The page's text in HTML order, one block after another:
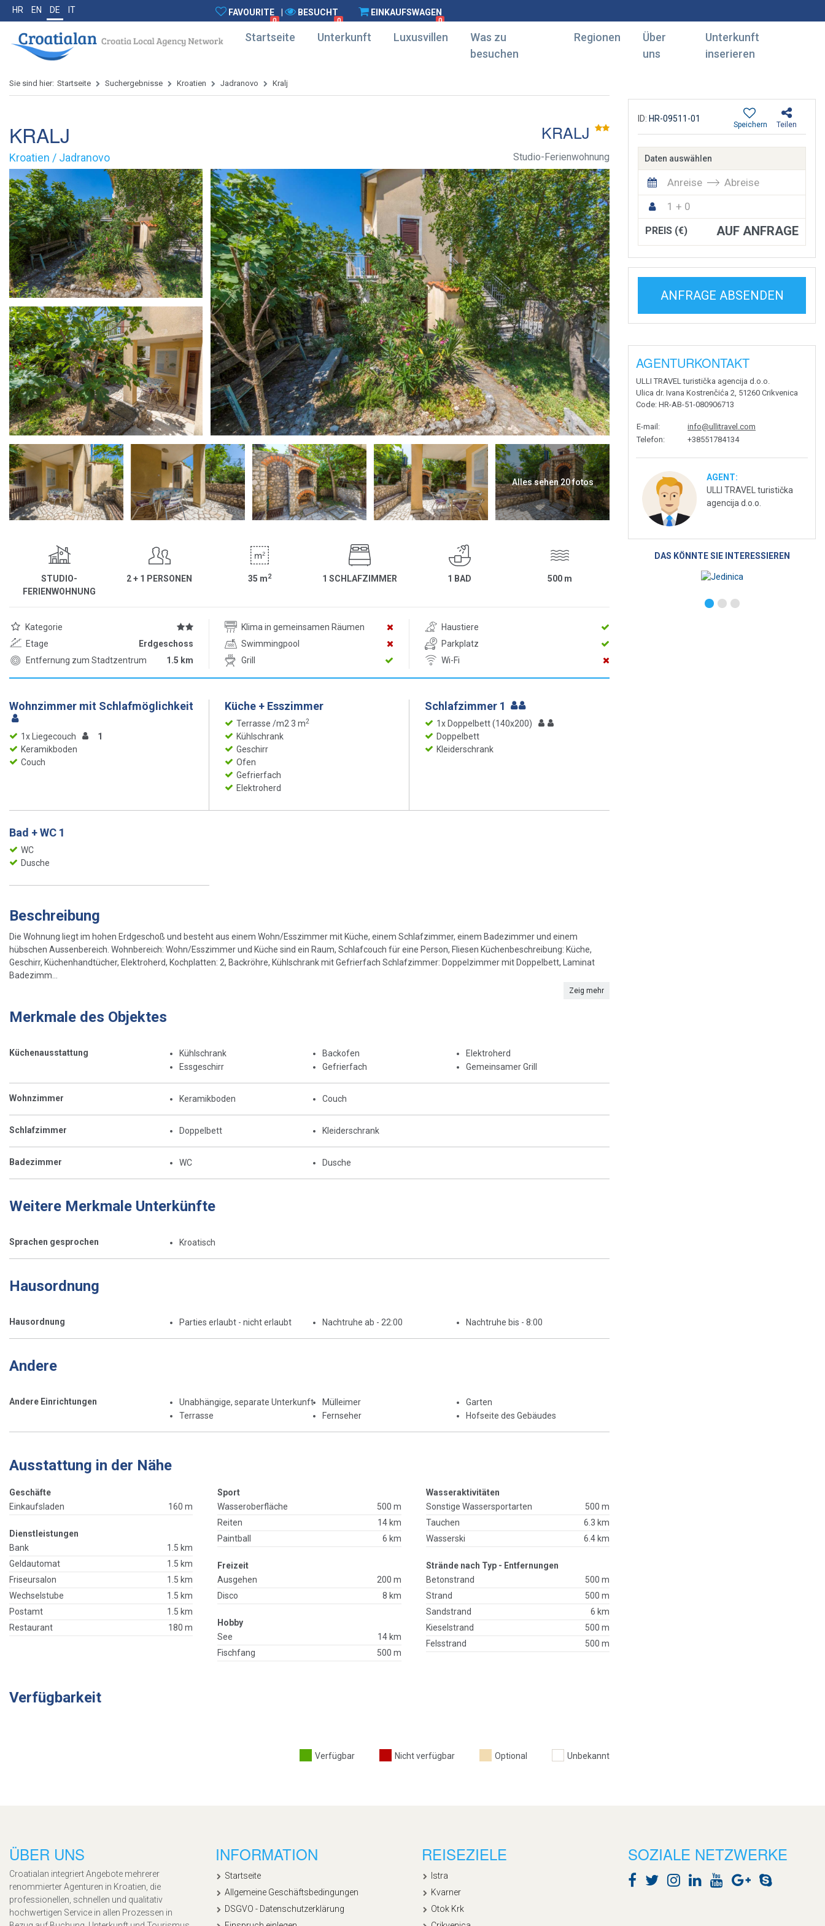
HR EN DE IT FAVOURITE
0
BESUCHT
0
EINKAUFSWAGEN
0
Startseite Unterkunft Luxusvillen
Was zu
besuchen
Regionen
Über
uns
Unterkunft
inserieren
Sie sind hier: Startseite Suchergebnisse Kroatien Jadranovo Kralj
KRALJ KRALJ
Kroatien / Jadranovo Studio-Ferienwohnung
Alles sehen 20 fotos
STUDIO-
FERIENWOHNUNG
2 + 1 PERSONEN 35 m2 1 SCHLAFZIMMER 1 BAD 500 m
Kategorie Klima in gemeinsamen Räumen
Haustiere
Etage
Erdgeschoss Swimmingpool
Parkplatz
Entfernung zum Stadtzentrum
1.5 km Grill Wi-Fi
Wohnzimmer mit Schlafmöglichkeit
1x Liegecouch
1
Keramikboden
Couch
Küche + Esszimmer
Terrasse /m2 3 m2
Kühlschrank
Geschirr
Ofen
Gefrierfach
Elektroherd
Schlafzimmer 1
1x Doppelbett (140x200)
Doppelbett
Kleiderschrank
Bad + WC 1
WC
Dusche
Beschreibung
Die Wohnung liegt im hohen Erdgeschoß und besteht aus einem Wohn/Esszimmer mit Küche, einem Schlafzimmer, einem Badezimmer und einem
hübschen Aussenbereich. Wohnbereich: Wohn/Esszimmer und Küche sind ein Raum, Schlafcouch für eine Person, Fliesen Küchenbeschreibung: Küche,
Geschirr, Küchenhandtücher, Elektroherd, Kochplatten: 2, Backröhre, Kühlschrank mit Gefrierfach Schlafzimmer: Doppelzimmer mit Doppelbett, Laminat
Badezimm...
Zeig mehr
Merkmale des Objektes
Küchenausstattung
Kühlschrank
Essgeschirr
Backofen
Gefrierfach
Elektroherd
Gemeinsamer Grill
Wohnzimmer Keramikboden Couch
Schlafzimmer Doppelbett Kleiderschrank
Badezimmer WC Dusche
Weitere Merkmale Unterkünfte
Sprachen gesprochen Kroatisch
Hausordnung
Hausordnung Parties erlaubt - nicht erlaubt Nachtruhe ab - 22:00 Nachtruhe bis - 8:00
Andere
Andere Einrichtungen
Unabhängige, separate Unterkunft
Terrasse
Mülleimer
Fernseher
Garten
Hofseite des Gebäudes
Ausstattung in der Nähe
Geschäfte
Einkaufsladen
160 m
Dienstleistungen
Bank
1.5 km
Geldautomat
1.5 km
Friseursalon
1.5 km
Wechselstube
1.5 km
Postamt
1.5 km
Restaurant
180 m
Sport
Wasseroberfläche
500 m
Reiten
14 km
Paintball
6 km
Freizeit
Ausgehen
200 m
Disco
8 km
Hobby
See
14 km
Fischfang
500 m
Wasseraktivitäten
Sonstige Wassersportarten
500 m
Tauchen
6.3 km
Wasserski
6.4 km
Strände nach Typ - Entfernungen
Betonstrand
500 m
Strand
500 m
Sandstrand
6 km
Kieselstrand
500 m
Felsstrand
500 m
Verfügbarkeit
Verfügbar Nicht verfügbar Optional Unbekannt
ID: HR-09511-01
Teilen
Speichern
Daten auswählen
Anreise
Abreise
1 + 0
PREIS (€) AUF ANFRAGE
ANFRAGE ABSENDEN
AGENTURKONTAKT
ULLI TRAVEL turistička agencija d.o.o.
Ulica dr. Ivana Kostrenčića 2, 51260 Crikvenica
Code: HR-AB-51-080906713
E-mail :
info@ullitravel.com
Telefon: +38551784134
AGENT:
ULLI TRAVEL turistička
agencija d.o.o.
DAS KÖNNTE SIE INTERESSIEREN
ÜBER UNS
Croatialan integriert Angebote mehrerer
renommierter Agenturen in Kroatien, die
professionellen, schnellen und qualitativ
hochwertigen Service in allen Prozessen in
INFORMATION
Startseite
Allgemeine Geschäftsbedingungen
DSGVO - Datenschutzerklärung
REISEZIELE
Istra
Kvarner
Otok Krk
SOZIALE NETZWERKE